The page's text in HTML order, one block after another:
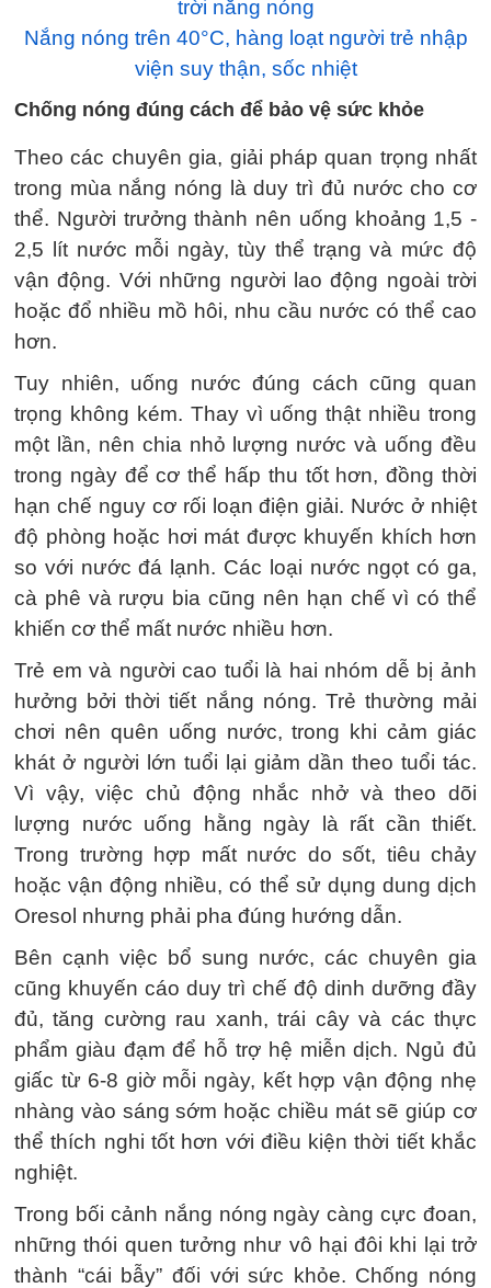
trời nắng nóng
Nắng nóng trên 40°C, hàng loạt người trẻ nhập
viện suy thận, sốc nhiệt
Chống nóng đúng cách để bảo vệ sức khỏe
Theo các chuyên gia, giải pháp quan trọng nhất
trong mùa nắng nóng là duy trì đủ nước cho cơ
thể. Người trưởng thành nên uống khoảng 1,5 -
2,5 lít nước mỗi ngày, tùy thể trạng và mức độ
vận động. Với những người lao động ngoài trời
hoặc đổ nhiều mồ hôi, nhu cầu nước có thể cao
hơn.
Tuy nhiên, uống nước đúng cách cũng quan
trọng không kém. Thay vì uống thật nhiều trong
một lần, nên chia nhỏ lượng nước và uống đều
trong ngày để cơ thể hấp thu tốt hơn, đồng thời
hạn chế nguy cơ rối loạn điện giải. Nước ở nhiệt
độ phòng hoặc hơi mát được khuyến khích hơn
so với nước đá lạnh. Các loại nước ngọt có ga,
cà phê và rượu bia cũng nên hạn chế vì có thể
khiến cơ thể mất nước nhiều hơn.
Trẻ em và người cao tuổi là hai nhóm dễ bị ảnh
hưởng bởi thời tiết nắng nóng. Trẻ thường mải
chơi nên quên uống nước, trong khi cảm giác
khát ở người lớn tuổi lại giảm dần theo tuổi tác.
Vì vậy, việc chủ động nhắc nhở và theo dõi
lượng nước uống hằng ngày là rất cần thiết.
Trong trường hợp mất nước do sốt, tiêu chảy
hoặc vận động nhiều, có thể sử dụng dung dịch
Oresol nhưng phải pha đúng hướng dẫn.
Bên cạnh việc bổ sung nước, các chuyên gia
cũng khuyến cáo duy trì chế độ dinh dưỡng đầy
đủ, tăng cường rau xanh, trái cây và các thực
phẩm giàu đạm để hỗ trợ hệ miễn dịch. Ngủ đủ
giấc từ 6-8 giờ mỗi ngày, kết hợp vận động nhẹ
nhàng vào sáng sớm hoặc chiều mát sẽ giúp cơ
thể thích nghi tốt hơn với điều kiện thời tiết khắc
nghiệt.
Trong bối cảnh nắng nóng ngày càng cực đoan,
những thói quen tưởng như vô hại đôi khi lại trở
thành “cái bẫy” đối với sức khỏe. Chống nóng